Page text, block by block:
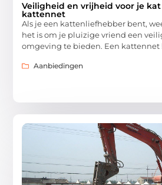
Veiligheid en vrijheid voor je
kattennet
Als je een kattenliefhebber bent,
het is om je pluizige vriend een
omgeving te bieden. Een kattennet
Aanbiedingen